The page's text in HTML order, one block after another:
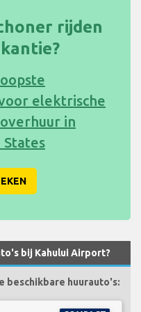
rijden
elektrische
in
States
bij Kahului Airport?
beschikbare huurauto's: